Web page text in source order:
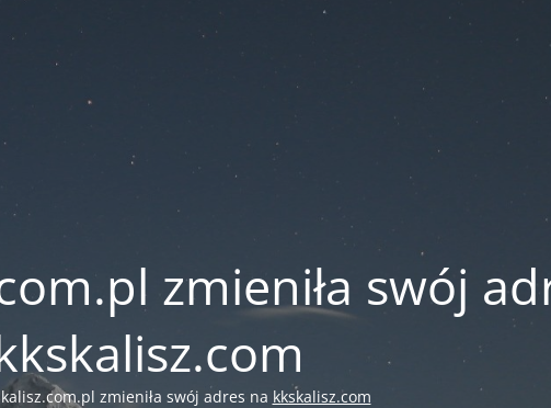
zmieniła swój
zmieniła swój adres na kkskalisz.com